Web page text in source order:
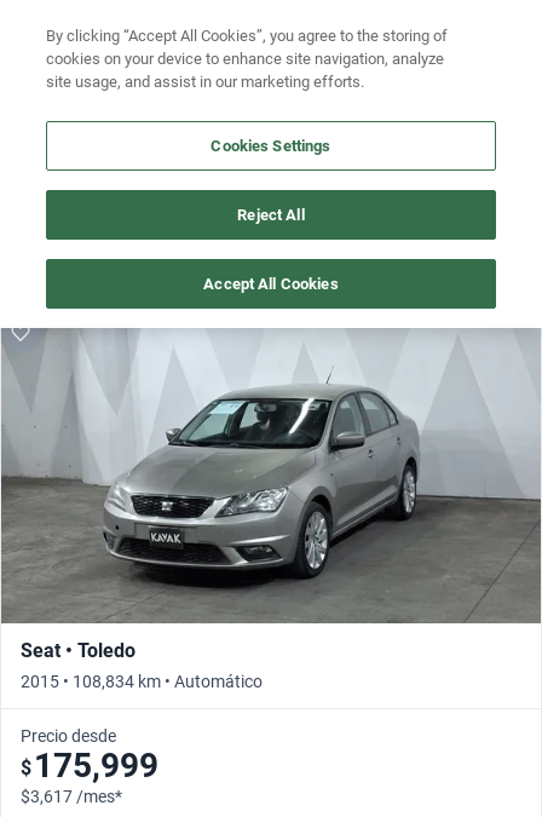
Ubicación
Busca por modelo
Busca por modelo
Seat • Toledo
2015 • 108,834 km • Automático
Precio desde
$ 175,999
$3,617 /mes*
By clicking “Accept All Cookies”, you agree to the storing of
cookies on your device to enhance site navigation, analyze
site usage, and assist in our marketing efforts.
Cookies Settings
Reject All
Accept All Cookies